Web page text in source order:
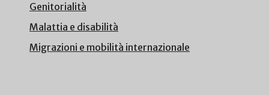
Genitorialità
Malattia e disabilità
Migrazioni e mobilità internazionale